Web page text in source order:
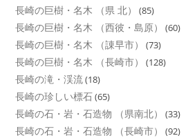
長崎の巨樹・名木 （県 北） (85)
長崎の巨樹・名木 （西彼・島原） (60)
長崎の巨樹・名木 （諌早市） (73)
長崎の巨樹・名木 （長崎市） (128)
長崎の滝・渓流(18)
長崎の珍しい標石(65)
長崎の石・岩・石造物 （県南北） (33)
長崎の石・岩・石造物 （長崎市） (92)